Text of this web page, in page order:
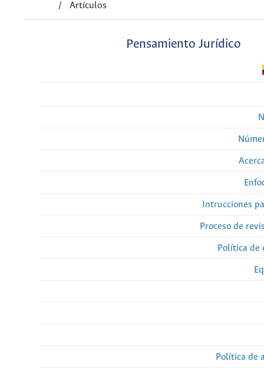
/
Artículos
Pensamiento Jurídico
Intrucciones
Proceso de
Política
Política de